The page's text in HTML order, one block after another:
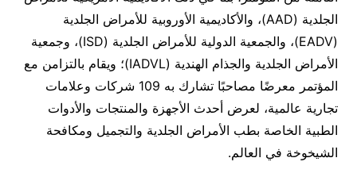
الجلدية (AAD)، والأكاديمية الأوروبية للأمراض الجلدية
(EADV)، والجمعية الدولية للأمراض الجلدية (ISD)، وجمعية
الأمراض الجلدية والجذام الهندية (IADVL)؛ ويقام بالتزامن مع
المؤتمر معرضًا مصاحبًا تشارك به 109 شركات وعلامات
تجارية عالمية، لعرض أحدث الأجهزة والمنتجات والأدوات
الطبية الخاصة بطب الأمراض الجلدية والتجميل ومكافحة
الشيخوخة في العالم.